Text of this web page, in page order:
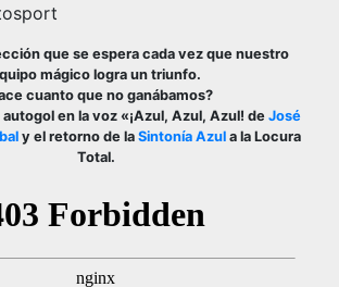
que se espera cada vez que nuestro
mágico logra un triunfo.
cuanto que no ganábamos?
en la voz «¡Azul, Azul, Azul! de José
y el retorno de la Sintonía Azula la Locura
Total.